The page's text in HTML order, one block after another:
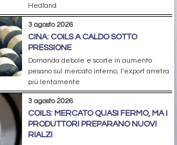
Hedland
3 agosto 2026
CINA: COILS A CALDO SOTTO
PRESSIONE
Domanda debole e scorte in aumento
pesano sul mercato interno; l’export arretra
più lentamente
3 agosto 2026
COILS: MERCATO QUASI FERMO, MA I
PRODUTTORI PREPARANO NUOVI
RIALZI